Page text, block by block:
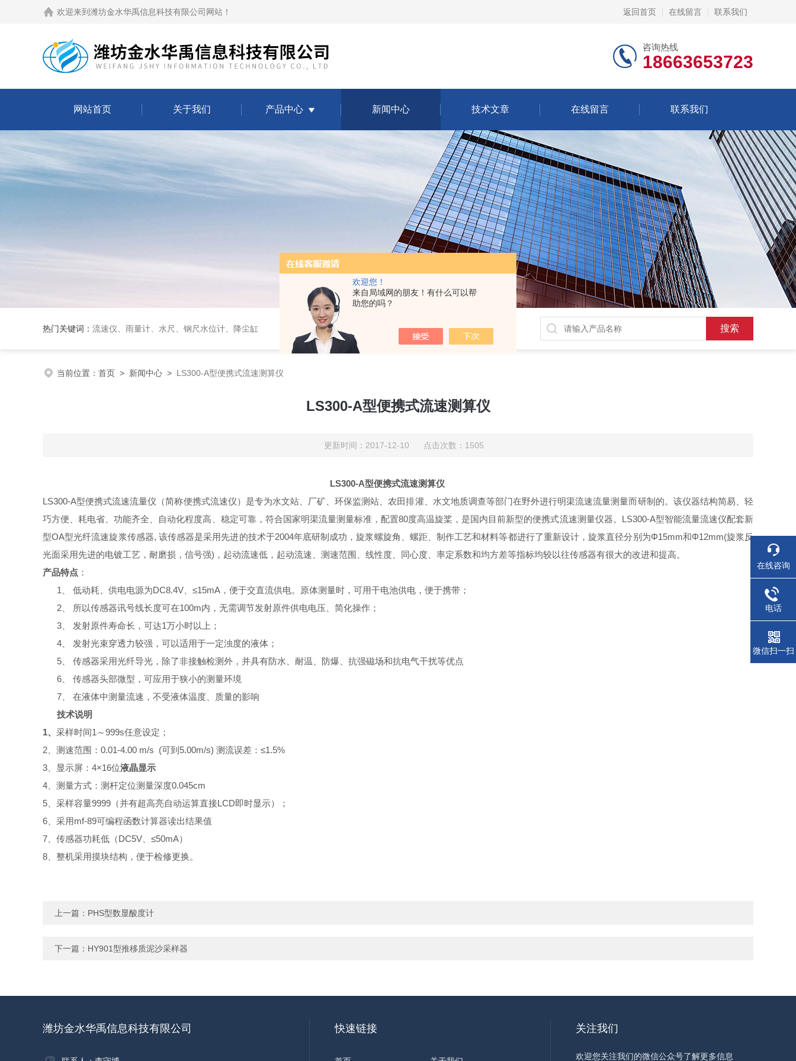
欢迎您！
来自局域网的朋友！有什么可以帮
助您的吗？
欢迎来到 潍坊金水华禹信息科技有限公司网站 ！ 返回首页 在线留言 联系我们
咨询热线
18663653723
网站首页 关于我们 产品中心 新闻中心 技术文章 在线留言 联系我们
热门关键词： 流速仪、雨量计、水尺、钢尺水位计、降尘缸
当前位置： 首页 > 新闻中心 > LS300-A型便携式流速测算仪
LS300-A型便携式流速测算仪
更新时间：2017-12-10 点击次数：1505
LS300-A型便携式流速测算仪
LS300-A型便携式流速流量仪（简称便携式流速仪）是专为水文站、厂矿、环保监测站、农田排灌、水文地质调查等部门在野外进行明渠流速流量测量而研制的。该仪器结构简易、轻
巧方便、耗电省、功能齐全、自动化程度高、稳定可靠，符合国家明渠流量测量标准，配置80度高温旋桨，是国内目前新型的便携式流速测量仪器。 LS300-A型智能流量流速仪配套新
型OA型光纤流速旋浆传感器, 该传感器是采用先进的技术于2004年底研制成功，旋浆螺旋角、螺距、制作工艺和材料等都进行了重新设计，旋浆直径分别为Φ15mm和Φ12mm(旋浆反
光面采用先进的电镀工艺，耐磨损，信号强)，起动流速低，起动流速、测速范围、线性度、同心度、率定系数和均方差等指标均较以往传感器有很大的改进和提高。
产品特点 ：
1、 低动耗、供电电源为DC8.4V、≤15mA，便于交直流供电。原体测量时，可用干电池供电，便于携带；
2、
所以传感器讯号线长度可在100m内，无需调节发射原件供电电压、简化操作；
3、 发射原件寿命长，可达1万小时以上；
4、 发射光束穿透力较强，可以适用于一定浊度的液体；
5、 传感器采用光纤导光，除了非接触检测外，并具有防水、耐温、防爆、抗强磁场和抗电气干扰等优点
6、 传感器头部微型，可应用于狭小的测量环境
7、 在液体中测量流速，不受液体温度、质量的影响
技术说明
1、 采样时间1～999s任意设定；
2、测速范围：0.01-4.00 m/s (可到5.00m/s) 测流误差：≤1.5%
3、显示屏：4×16位液晶显示
4、测量方式：测杆定位测量深度0.045cm
5、采样容量9999（并有超高亮自动运算直接LCD即时显示）；
6、采用mf-89可编程函数计算器读出结果值
7、传感器功耗低（DC5V、≤50mA）
8、整机采用摸块结构，便于检修更换。
上一篇： PHS型数显酸度计
下一篇： HY901型推移质泥沙采样器
潍坊金水华禹信息科技有限公司 快速链接 关注我们
欢迎您关注我们的微信公众号了解更多信息
在线咨询
电话
微信扫一扫